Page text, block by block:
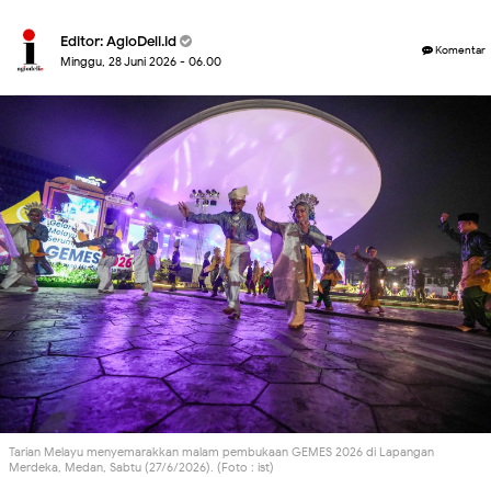
Editor:AgioDeli.id
Minggu, 28 Juni 2026 - 06.00
Komentar
Tarian Melayu menyemarakkan malam pembukaan GEMES 2026 di Lapangan
Merdeka, Medan, Sabtu (27/6/2026). (Foto : ist)